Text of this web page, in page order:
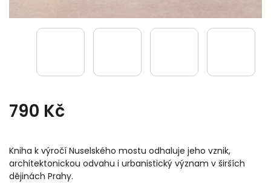
790 Kč
Kniha k výročí Nuselského mostu odhaluje jeho vznik,
architektonickou odvahu i urbanistický význam v širších
dějinách Prahy.